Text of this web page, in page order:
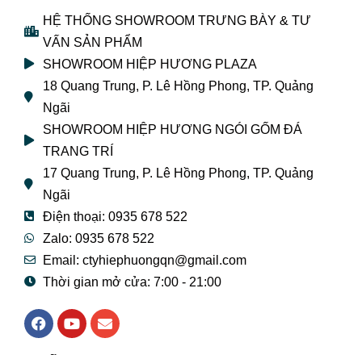
HỆ THỐNG SHOWROOM TRƯNG BÀY & TƯ
VẤN SẢN PHẨM
SHOWROOM HIỆP HƯƠNG PLAZA
18 Quang Trung, P. Lê Hồng Phong, TP. Quảng
Ngãi
SHOWROOM HIỆP HƯƠNG NGÓI GỐM ĐÁ
TRANG TRÍ
17 Quang Trung, P. Lê Hồng Phong, TP. Quảng
Ngãi
Điện thoại: 0935 678 522
Zalo: 0935 678 522
Email: ctyhiephuongqn@gmail.com
Thời gian mở cửa: 7:00 - 21:00
F
a
Y
o
E
n